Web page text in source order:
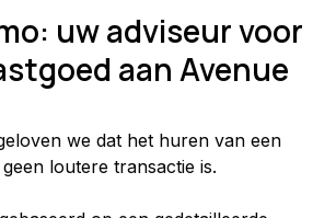
uw adviseur voor
aan Avenue
we dat het huren van een
loutere transactie is.